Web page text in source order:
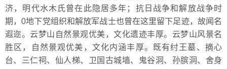
济，明代水木氏曾在此隐居多年；抗日战争和解放战争时
期，0地下党组织和解放军战士也曾在这里留下足迹，故闻名
遐迩。云梦山自然景观优美，文化遗迹丰厚。云梦山风景名
胜区，自然景观优美，文化内涵丰厚。既有纣王墓、摘心
台、三仁祠、仙人梯、卫国古城墙、鬼谷洞、孙膑洞、舍身